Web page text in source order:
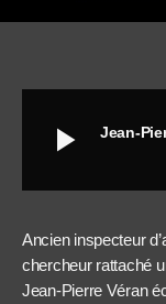
play_arrow Jean-
Ancien inspecteur
chercheur rattaché
Jean-Pierre Véran